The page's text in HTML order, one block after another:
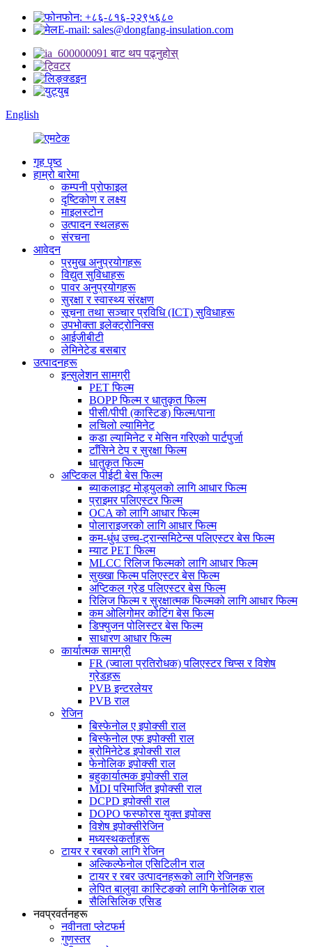
फोन: +८६-८१६-२२९५६८०
E-mail: sales@dongfang-insulation.com
English
गृह पृष्ठ
हाम्रो बारेमा
कम्पनी प्रोफाइल
दृष्टिकोण र लक्ष्य
माइलस्टोन
उत्पादन स्थलहरू
संरचना
आवेदन
प्रमुख अनुप्रयोगहरू
विद्युत सुविधाहरू
पावर अनुप्रयोगहरू
सुरक्षा र स्वास्थ्य संरक्षण
सूचना तथा सञ्चार प्रविधि (ICT) सुविधाहरू
उपभोक्ता इलेक्ट्रोनिक्स
आईजीबीटी
लेमिनेटेड बसबार
उत्पादनहरू
इन्सुलेशन सामग्री
PET फिल्म
BOPP फिल्म र धातुकृत फिल्म
पीसी/पीपी (कास्टिङ) फिल्म/पाना
लचिलो ल्यामिनेट
कडा ल्यामिनेट र मेसिन गरिएको पार्टपुर्जा
टाँसिने टेप र सुरक्षा फिल्म
धातुकृत फिल्म
अप्टिकल पीईटी बेस फिल्म
ब्याकलाइट मोड्युलको लागि आधार फिल्म
प्राइमर पलिएस्टर फिल्म
OCA को लागि आधार फिल्म
पोलाराइजरको लागि आधार फिल्म
कम-धुंध उच्च-ट्रान्समिटेन्स पलिएस्टर बेस फिल्म
म्याट PET फिल्म
MLCC रिलिज फिल्मको लागि आधार फिल्म
सुख्खा फिल्म पलिएस्टर बेस फिल्म
अप्टिकल ग्रेड पलिएस्टर बेस फिल्म
रिलिज फिल्म र सुरक्षात्मक फिल्मको लागि आधार फिल्म
कम ओलिगोमर कोटिंग बेस फिल्म
डिफ्युजन पोलिस्टर बेस फिल्म
साधारण आधार फिल्म
कार्यात्मक सामग्री
FR (ज्वाला प्रतिरोधक) पलिएस्टर चिप्स र विशेष
ग्रेडहरू
PVB इन्टरलेयर
PVB राल
रेजिन
बिस्फेनोल ए इपोक्सी राल
बिस्फेनोल एफ इपोक्सी राल
ब्रोमिनेटेड इपोक्सी राल
फेनोलिक इपोक्सी राल
बहुकार्यात्मक इपोक्सी राल
MDI परिमार्जित इपोक्सी राल
DCPD इपोक्सी राल
DOPO फस्फोरस युक्त इपोक्स
विशेष इपोक्सीरेजिन
मध्यस्थकर्ताहरू
टायर र रबरको लागि रेजिन
अल्किल्फेनोल एसिटिलीन राल
टायर र रबर उत्पादनहरूको लागि रेजिनहरू
लेपित बालुवा कास्टिङको लागि फेनोलिक राल
सैलिसिलिक एसिड
नवप्रवर्तनहरू
नवीनता प्लेटफर्म
गुणस्तर